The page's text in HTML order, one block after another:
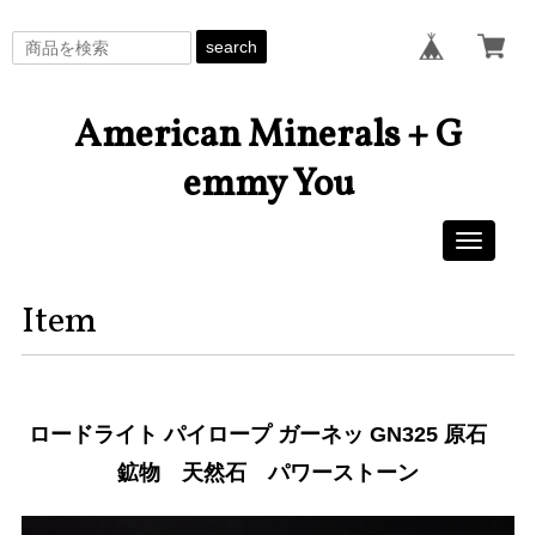
search
American Minerals + G
emmy You
Toggle
Item
ロードライト パイロープ ガーネッ GN325 原石
鉱物 天然石 パワーストーン